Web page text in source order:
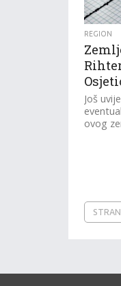
REGION
Još
ovog